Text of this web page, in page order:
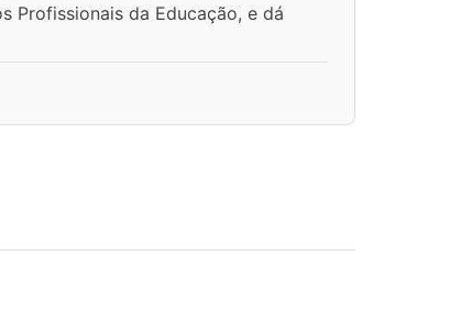
Profissionais da Educação, e dá